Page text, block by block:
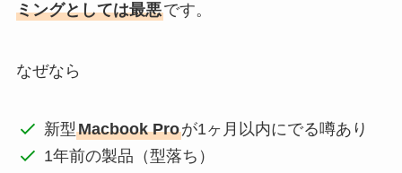
ミングとしては最悪です。
なぜなら
新型Macbook Proが1ヶ月以内にでる噂あり
1年前の製品（型落ち）